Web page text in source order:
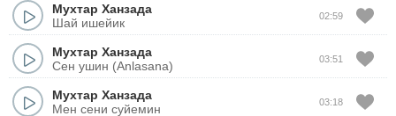
Мухтар Ханзада
Шай ишейик
02:59
Мухтар Ханзада
Сен ушин (Anlasana)
03:51
Мухтар Ханзада
Мен сени суйемин
03:18